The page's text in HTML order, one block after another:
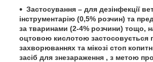
Застосування – для дезінфекції
інструментарію (0,5% розчин) та
за тваринами (2-4% розчини) тощо,
оцтовою кислотою застосовується
захворюваннях та мікозі стоп
засіб для знезараження , з метою